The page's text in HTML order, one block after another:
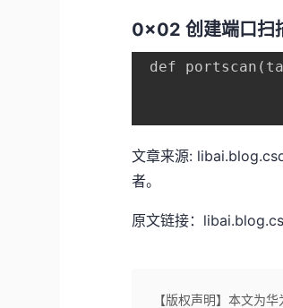
0x02 创建端口扫
def
文章来源:
者。
原文链接：
【版权声明】本文为